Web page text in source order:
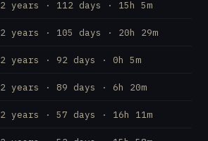
2 years · 112 days · 15h 5m
2 years · 105 days · 20h 29m
2 years · 92 days · 0h 5m
2 years · 89 days · 6h 20m
2 years · 57 days · 16h 11m